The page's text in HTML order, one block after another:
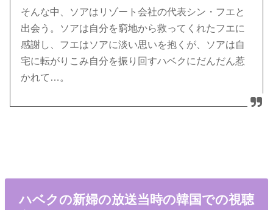
そんな中、ソアはリゾート会社の代表シン・フエと
出会う。ソアは自分を窮地から救ってくれたフエに
感謝し、フエはソアに淡い思いを抱くが、ソアは自
宅に転がりこみ自分を振り回すハベクにだんだん惹
かれて…。
ハベクの新婦の放送当時の韓国での視聴